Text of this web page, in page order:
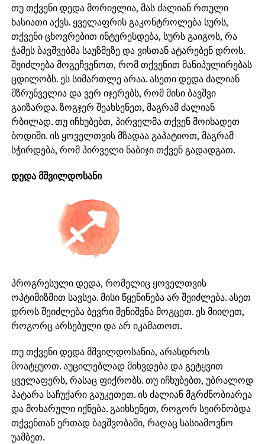
თუ თქვენი დედა მორიელია, მას ძალიან რთული
ხასიათი აქვს. ყველაფრის გაკონტროლება სურს,
თქვენი ცხოვრებით ინტერესდება, სურს გაიგოს, რა
ჭამეს ბავშვებმა საუზმეზე და ვისთან ატარებენ დროს.
შეიძლება მოგეჩვენოთ, რომ თქვენით მანიპულირებას
ცდილობს. ეს სიმართლე არაა. ასეთი დედა ძალიან
მზრუნველია და ვერ იჯერებს, რომ მისი ბავშვი
გაიზარდა. ზოგჯერ შეახსენეთ, მაგრამ ძალიან
რბილად. თუ იჩხუბებთ, პირველმა თქვენ მოიხადეთ
ბოდიში. ის ყოველთვის მზადაა გაპატიოთ, მაგრამ
სჭირდება, რომ პირველი ნაბიჯი თქვენ გადადგათ.
დედა მშვილდოსანი
პროგრესული დედა, რომელიც ყოველთვის
ოპტიმიზმით სავსეა. მისი წყენინება არ შეიძლება. ასეთ
დროს შეიძლება ბევრი შენიშვნა მოგცეთ. ეს მიიღეთ,
როგორც არსებული და არ იკამათოთ.
თუ თქვენი დედა მშვილდოსანია, არასდროს
მოატყუოთ. აუცილებლად მიხვდება და გეტყვით
ყველაფერს, რასაც ფიქრობს. თუ იჩხუბებთ, უბრალოდ
პატარა საჩუქარი გაუკეთეთ. ის ძალიან მგრძნობიარეა
და მოხარული იქნება. გაიხსენეთ, როგორ სეირნობდა
თქვენთან ერთად ბავშვობაში, რაღაც სასიამოვნო
უამბეთ.